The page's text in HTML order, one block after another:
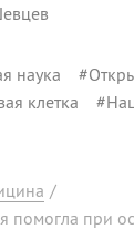
наука #
клетка #
/
помогла при